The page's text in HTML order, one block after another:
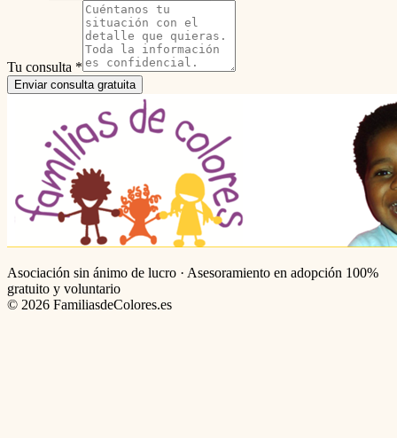
Tu consulta *
Enviar consulta gratuita
Asociación sin ánimo de lucro · Asesoramiento en adopción 100%
gratuito y voluntario
© 2026 FamiliasdeColores.es